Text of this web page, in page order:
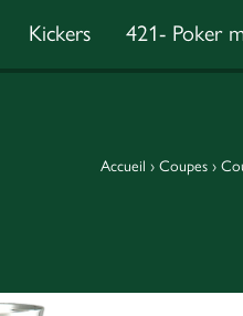
Kickers 421- Poker
Accueil › Coupes›